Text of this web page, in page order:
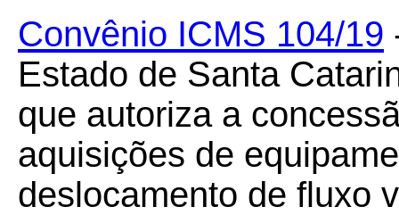
Convênio ICMS 104/19
Estado de Santa
que autoriza a
aquisições de
deslocamento de fluxo